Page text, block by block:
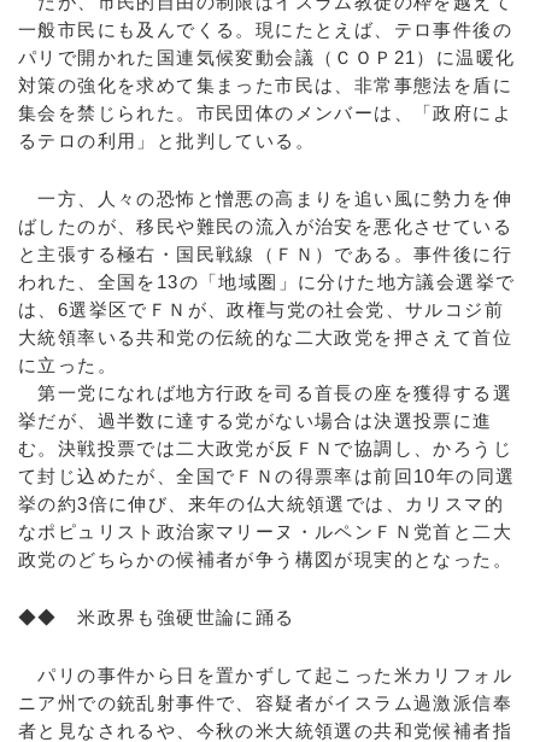
一般市民にも及んでくる。現にたとえば、テロ事件後の
パリで開かれた国連気候変動会議（ＣＯＰ21）に温暖化
対策の強化を求めて集まった市民は、非常事態法を盾に
集会を禁じられた。市民団体のメンバーは、「政府によ
るテロの利用」と批判している。
一方、人々の恐怖と憎悪の高まりを追い風に勢力を伸
ばしたのが、移民や難民の流入が治安を悪化させている
と主張する極右・国民戦線（ＦＮ）である。事件後に行
われた、全国を13の「地域圏」に分けた地方議会選挙で
は、6選挙区でＦＮが、政権与党の社会党、サルコジ前
大統領率いる共和党の伝統的な二大政党を押さえて首位
に立った。
第一党になれば地方行政を司る首長の座を獲得する選
挙だが、過半数に達する党がない場合は決選投票に進
む。決戦投票では二大政党が反ＦＮで協調し、かろうじ
て封じ込めたが、全国でＦＮの得票率は前回10年の同選
挙の約3倍に伸び、来年の仏大統領選では、カリスマ的
なポピュリスト政治家マリーヌ・ルペンＦＮ党首と二大
政党のどちらかの候補者が争う構図が現実的となった。
◆◆ 米政界も強硬世論に踊る
パリの事件から日を置かずして起こった米カリフォル
ニア州での銃乱射事件で、容疑者がイスラム過激派信奉
者と見なされるや、今秋の米大統領選の共和党候補者指